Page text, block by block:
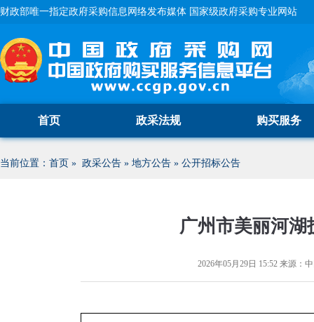
财政部唯一指定政府采购信息网络发布媒体 国家级政府采购专业网站
首页 政采法规 购买服务
当前位置： 首页 » 政采公告 » 地方公告 » 公开招标公告
广州市美丽河
2026年05月29日 15:52 来源：